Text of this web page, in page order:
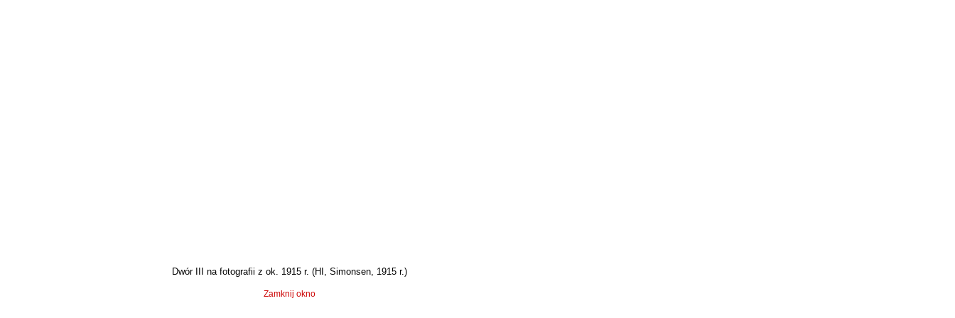
Dwór III na fotografii z ok. 1915 r. (HI , Simonsen, 1915 r.)
Zamknij okno